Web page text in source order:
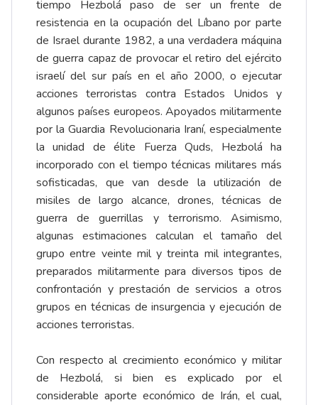
tiempo Hezbolá paso de ser un frente de
resistencia en la ocupación del Líbano por parte
de Israel durante 1982, a una verdadera máquina
de guerra capaz de provocar el retiro del ejército
israelí del sur país en el año 2000, o ejecutar
acciones terroristas contra Estados Unidos y
algunos países europeos. Apoyados militarmente
por la Guardia Revolucionaria Iraní, especialmente
la unidad de élite Fuerza Quds, Hezbolá ha
incorporado con el tiempo técnicas militares más
sofisticadas, que van desde la utilización de
misiles de largo alcance, drones, técnicas de
guerra de guerrillas y terrorismo. Asimismo,
algunas estimaciones calculan el tamaño del
grupo entre veinte mil y treinta mil integrantes,
preparados militarmente para diversos tipos de
confrontación y prestación de servicios a otros
grupos en técnicas de insurgencia y ejecución de
acciones terroristas.
Con respecto al crecimiento económico y militar
de Hezbolá, si bien es explicado por el
considerable aporte económico de Irán, el cual,